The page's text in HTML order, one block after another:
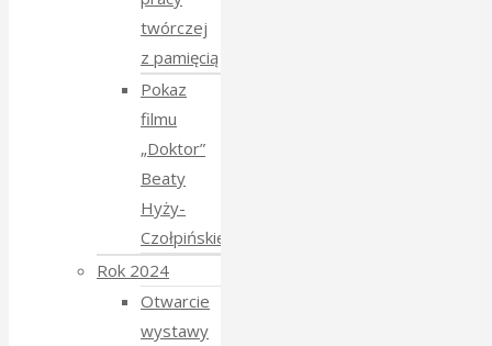
twórczej
z pamięcią
Pokaz
filmu
„Doktor”
Beaty
Hyży-
Czołpińskiej
Rok 2024
Otwarcie
wystawy